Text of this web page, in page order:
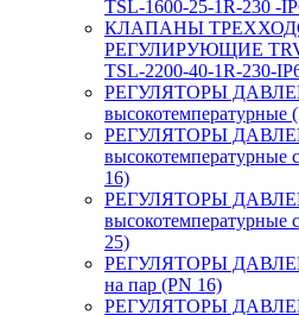
TSL-1600-25-1R-230 -
КЛАПАНЫ
РЕГУЛИРУЮЩИЕ TRV-
TSL-2200-40-1R-230-
РЕГУЛЯТОРЫ
высокотемпературные
РЕГУЛЯТОРЫ
высокотемпературные
16)
РЕГУЛЯТОРЫ
высокотемпературные
25)
РЕГУЛЯТОРЫ
на пар (PN 16)
РЕГУЛЯТОРЫ